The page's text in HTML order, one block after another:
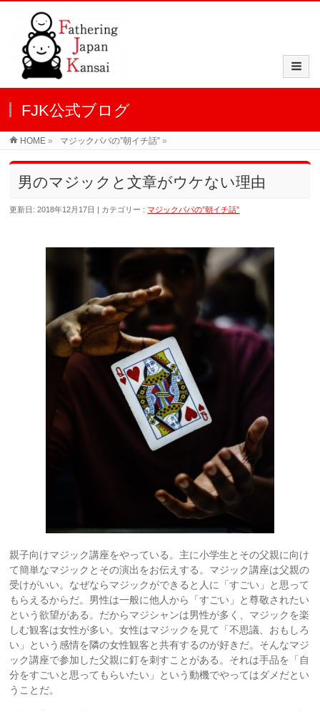
FJK公式ブログ
HOME » マジックパパの”朝イチ話” »
男のマジックと文章がウケない理由
更新日: 2018年12月17日 カテゴリー :マジックパパの”朝イチ話”
親子向けマジック講座をやっている。主に小学生とその父親に向け
て簡単なマジックとその演出をお伝えする。マジック講座は父親の
受けがいい。なぜならマジックができると人に「すごい」と思って
もらえるからだ。男性は一般に他人から「すごい」と尊敬されたい
という欲望がある。だからマジシャンは男性が多く、マジックを楽
しむ観客は女性が多い。女性はマジックを見て「不思議、おもしろ
い」という感情を隣の女性観客と共有するのが好きだ。そんなマジ
ック講座で参加した父親に釘を刺すことがある。それは手品を「自
分をすごいと思ってもらいたい」という動機でやってはダメだとい
うことだ。